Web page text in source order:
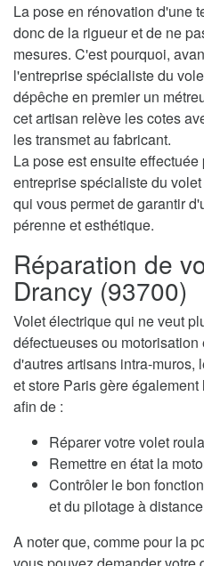
La pose en rénovation d'une
donc de la rigueur et de ne
mesures. C'est pourquoi,
l'entreprise spécialiste du
dépêche en premier un
cet artisan relève les cotes
les transmet au fabricant.
La pose est ensuite
entreprise spécialiste du
qui vous permet de garantir
pérenne et esthétique.
Réparation de
Drancy (93700)
Volet électrique qui ne veut
défectueuses ou
d'autres artisans intra-
et store Paris gère
afin de :
Réparer votre volet
Remettre en état la
Contrôler le bon
et du pilotage à
A noter que, comme pour la